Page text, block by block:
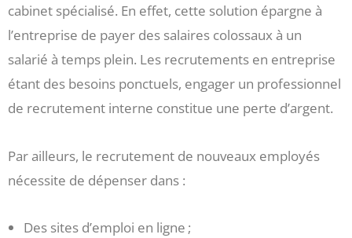
cabinet spécialisé. En effet, cette solution épargne à
l’entreprise de payer des salaires colossaux à un
salarié à temps plein. Les recrutements en entreprise
étant des besoins ponctuels, engager un professionnel
de recrutement interne constitue une perte d’argent.
Par ailleurs, le recrutement de nouveaux employés
nécessite de dépenser dans :
Des sites d’emploi en ligne ;